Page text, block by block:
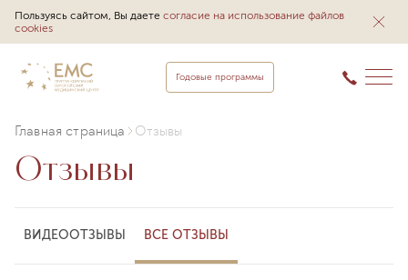
Пользуясь сайтом, Вы даете согласие на использование файлов
cookies
Годовые программы
Главная страница Отзывы
Отзывы
ВИДЕООТЗЫВЫ ВСЕ ОТЗЫВЫ